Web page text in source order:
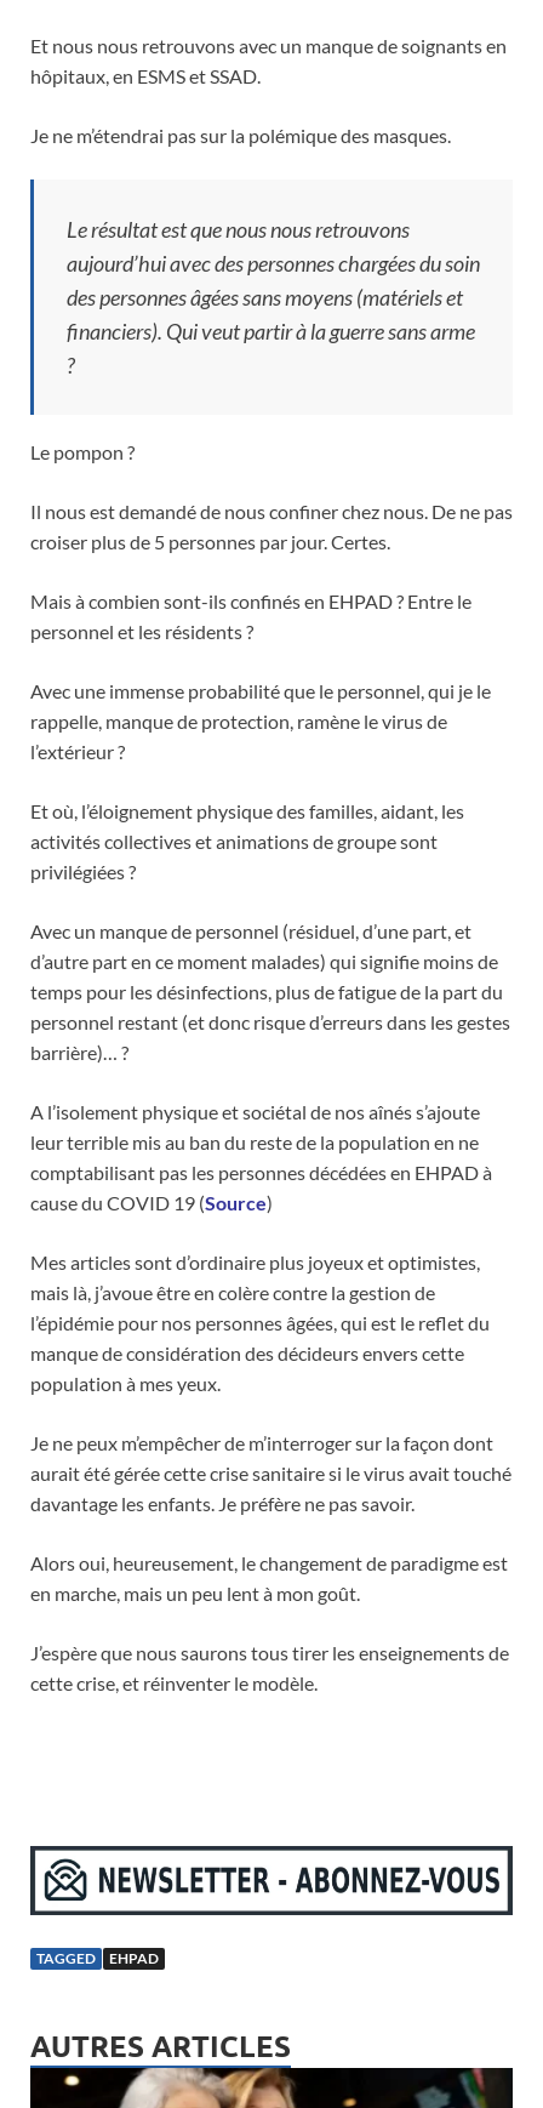
Et nous nous retrouvons avec un manque de soignants en
hôpitaux, en ESMS et SSAD.
Je ne m’étendrai pas sur la polémique des masques.
Le résultat est que nous nous retrouvons
aujourd’hui avec des personnes chargées du soin
des personnes âgées sans moyens (matériels et
financiers). Qui veut partir à la guerre sans arme
?
Le pompon ?
Il nous est demandé de nous confiner chez nous. De ne pas
croiser plus de 5 personnes par jour. Certes.
Mais à combien sont-ils confinés en EHPAD ? Entre le
personnel et les résidents ?
Avec une immense probabilité que le personnel, qui je le
rappelle, manque de protection, ramène le virus de
l’extérieur ?
Et où, l’éloignement physique des familles, aidant, les
activités collectives et animations de groupe sont
privilégiées ?
Avec un manque de personnel (résiduel, d’une part, et
d’autre part en ce moment malades) qui signifie moins de
temps pour les désinfections, plus de fatigue de la part du
personnel restant (et donc risque d’erreurs dans les gestes
barrière)… ?
A l’isolement physique et sociétal de nos aînés s’ajoute
leur terrible mis au ban du reste de la population en ne
comptabilisant pas les personnes décédées en EHPAD à
cause du COVID 19 (Source)
Mes articles sont d’ordinaire plus joyeux et optimistes,
mais là, j’avoue être en colère contre la gestion de
l’épidémie pour nos personnes âgées, qui est le reflet du
manque de considération des décideurs envers cette
population à mes yeux.
Je ne peux m’empêcher de m’interroger sur la façon dont
aurait été gérée cette crise sanitaire si le virus avait touché
davantage les enfants. Je préfère ne pas savoir.
Alors oui, heureusement, le changement de paradigme est
en marche, mais un peu lent à mon goût.
J’espère que nous saurons tous tirer les enseignements de
cette crise, et réinventer le modèle.
TAGGED EHPAD
AUTRES ARTICLES